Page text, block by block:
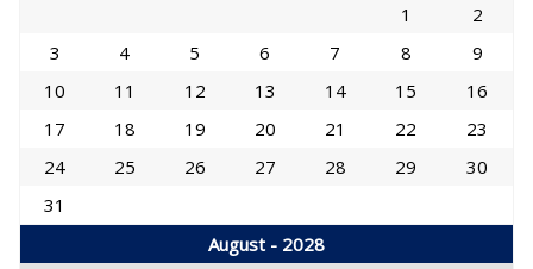
1
2
3
4 5 6 7 8
9
10
11 12 13 14 15
16
17
18 19 20 21 22
23
24
25 26 27 28 29
30
31
August - 2028